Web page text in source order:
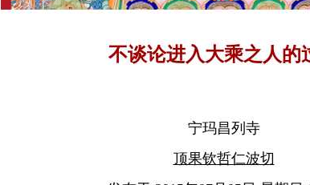
不谈论进入大乘之人的
宁玛昌列寺
顶果钦哲仁波切